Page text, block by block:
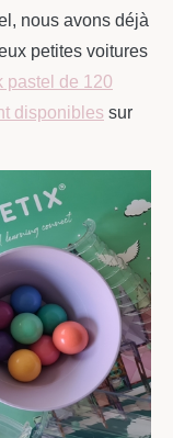
nous avons déjà
petites voitures
pastel de 120
disponibles sur